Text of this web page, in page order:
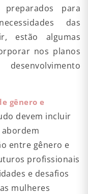
para
das
estão algumas
nos planos
gênero e
devem incluir
entre gênero e
profissionais
e desafios
mulheres